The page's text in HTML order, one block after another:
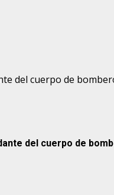
del cuerpo de
del cuerpo de